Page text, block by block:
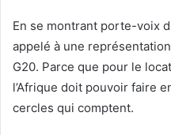
En se montrant porte-voix
appelé à une
G20. Parce que pour le
l’Afrique doit pouvoir faire
cercles qui comptent.